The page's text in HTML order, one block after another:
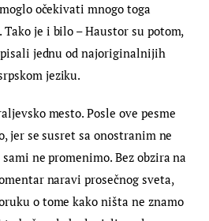
očekivati mnogo toga
je i bilo – Haustor su potom,
jednu od najoriginalnijih
jeziku.
mesto. Posle ove pesme
jer se susret sa onostranim ne
ne promenimo. Bez obzira na
naravi prosečnog sveta,
o tome kako ništa ne znamo